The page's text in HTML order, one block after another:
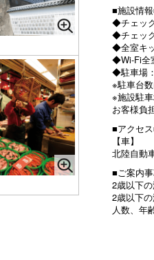
■施設情
◆チェッ
◆チェッ
◆全室キ
◆Wi-Fi全
◆駐車場
※駐車台
※施設駐
お客様負
■アクセ
【車】
北陸自動
■ご案内
2歳以下
2歳以下
人数、年